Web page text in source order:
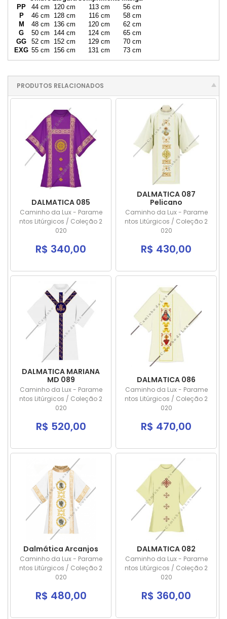
PP
44 cm 120 cm 113 cm
56 cm
P
46 cm 128 cm 116 cm
58 cm
M
48 cm 136 cm 120 cm
62 cm
G
50 cm 144 cm 124 cm
65 cm
GG
52 cm 152 cm 129 cm
70 cm
EXG 55 cm 156 cm 131 cm 73 cm
PRODUTOS RELACIONADOS
DALMATICA 085
Caminho da Lux - Parame
ntos Litúrgicos / Coleção 2
020
R$ 340,00
DALMATICA 087
Pelicano
Caminho da Lux - Parame
ntos Litúrgicos / Coleção 2
020
R$ 430,00
DALMATICA MARIANA
MD 089
Caminho da Lux - Parame
ntos Litúrgicos / Coleção 2
020
R$ 520,00
DALMATICA 086
Caminho da Lux - Parame
ntos Litúrgicos / Coleção 2
020
R$ 470,00
Dalmática Arcanjos
Caminho da Lux - Parame
ntos Litúrgicos / Coleção 2
020
R$ 480,00
DALMATICA 082
Caminho da Lux - Parame
ntos Litúrgicos / Coleção 2
020
R$ 360,00